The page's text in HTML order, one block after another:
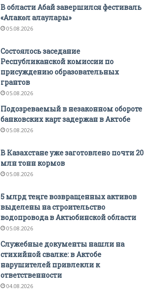
В области Абай завершился фестиваль
«Алакөл алаулары»
05.08.2026
Состоялось заседание
Республиканской комиссии по
присуждению образовательных
грантов
05.08.2026
Подозреваемый в незаконном обороте
банковских карт задержан в Актобе
05.08.2026
В Казахстане уже заготовлено почти 20
млн тонн кормов
05.08.2026
5 млрд теңге возвращенных активов
выделены на строительство
водопровода в Актюбинской области
05.08.2026
Служебные документы нашли на
стихийной свалке: в Актобе
нарушителей привлекли к
ответственности
04.08.2026